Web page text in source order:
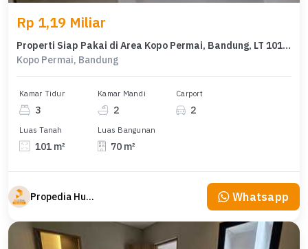
Rp 1,19 Miliar
Properti Siap Pakai di Area Kopo Permai, Bandung, LT 101m²
Kopo Permai, Bandung
Kamar Tidur
3
Kamar Mandi
2
Carport
2
Luas Tanah
101 m²
Luas Bangunan
70 m²
Propedia Hunian Whatsapp